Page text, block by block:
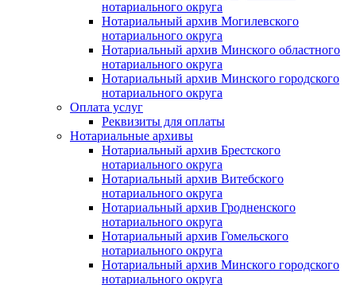
нотариального округа
Нотариальный архив Могилевского
нотариального округа
Нотариальный архив Минского областного
нотариального округа
Нотариальный архив Минского городского
нотариального округа
Оплата услуг
Реквизиты для оплаты
Нотариальные архивы
Нотариальный архив Брестского
нотариального округа
Нотариальный архив Витебского
нотариального округа
Нотариальный архив Гродненского
нотариального округа
Нотариальный архив Гомельского
нотариального округа
Нотариальный архив Минского городского
нотариального округа